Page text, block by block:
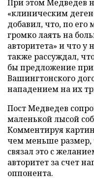
При этом Медведев
«клиническим
добавил, что, по
громко лаять на
авторитета» и что у
также рассуждал,
бы предложение
Вашингтонского
нападением на их
Пост Медведев
маленькой лысой
Комментируя
чем меньше размер,
связал это с
авторитет за счет
оппонента.